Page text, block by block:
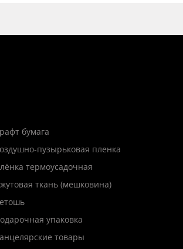
бумага
пузырьковая пленка
термоусадочная
ткань (мешковина)
упаковка
товары